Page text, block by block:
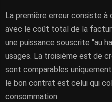
La première erreur consiste à
avec le coût total de la
une puissance souscrite “au
usages. La troisième est de
sont comparables
le bon contrat est celui qui
consommation.